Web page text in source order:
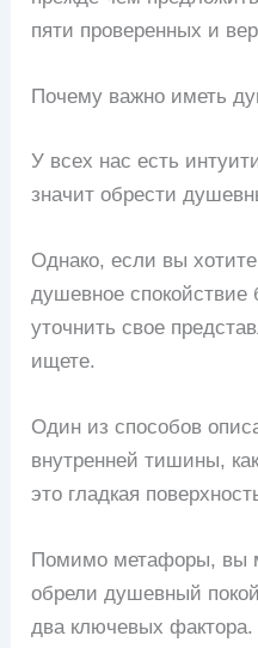
пяти проверенных и
Почему важно иметь
У всех нас есть
значит обрести
Однако, если вы
душевное спокойствие
уточнить свое
ищете.
Один из способов
внутренней тишины,
это гладкая
Помимо метафоры, вы
обрели душевный
два ключевых